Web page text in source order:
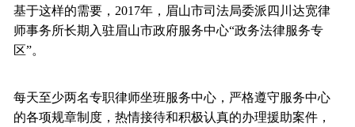
基于这样的需要，2017年， 眉山市司法局委派四川达宽律
师事务所长期入驻眉山市政府服务中心“政务法律服务专
区”。
每天至少两名专职律师坐班服务中心，严格遵守服务中心
的各项规章制度，热情接待和积极认真的办理援助案件，